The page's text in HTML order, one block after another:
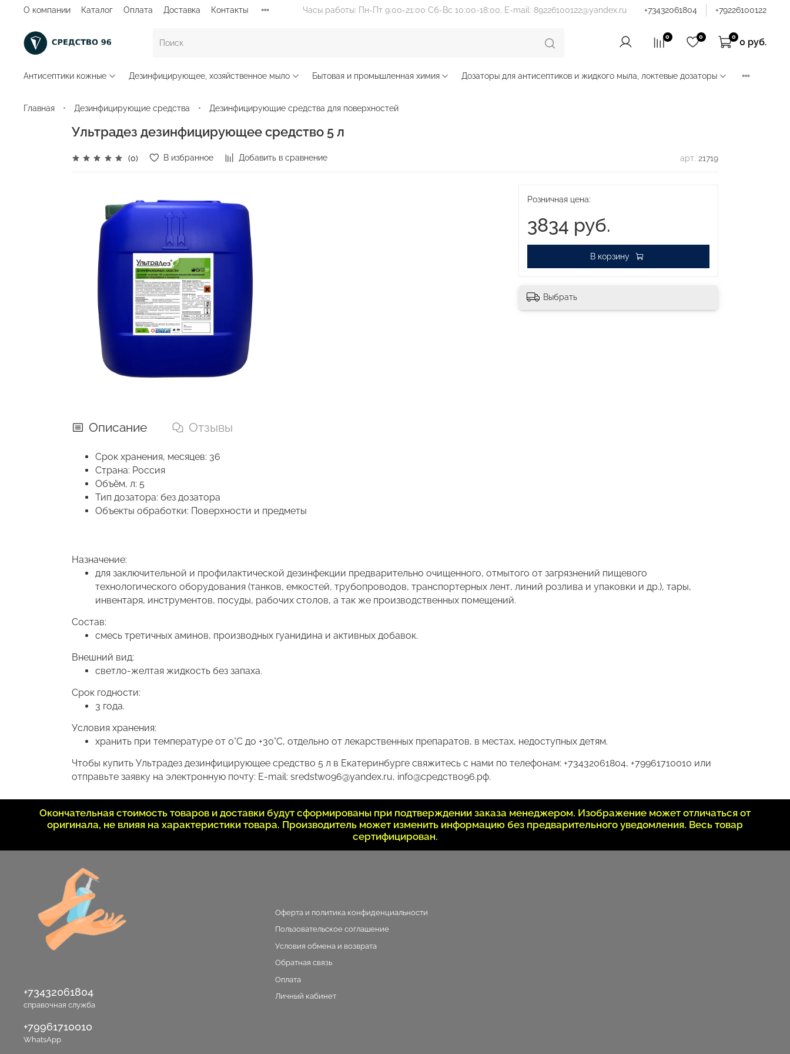
О компании Каталог Оплата Доставка Контакты Часы работы: Пн-Пт 9:00-21:00 Сб-Вс 10:00-18:00. E-mail: 89226100122@yandex.ru +73432061804 +79226100122
0 0 0
0 руб.
Антисептики кожные Дезинфицирующее, хозяйственное мыло Бытовая и промышленная химия Дозаторы для антисептиков и жидкого мыла, локтевые дозаторы
Главная Дезинфицирующие средства Дезинфицирующие средства для поверхностей
Ультрадез дезинфицирующее средство 5 л
(0) В избранное Добавить в сравнение арт. 21719
Розничная цена:
3834 руб.
В корзину
Выбрать
Описание Отзывы
Срок хранения, месяцев: 36
Страна: Россия
Объём, л: 5
Тип дозатора: без дозатора
Объекты обработки: Поверхности и предметы
Назначение:
для заключительной и профилактической дезинфекции предварительно очищенного, отмытого от загрязнений пищевого
технологического оборудования (танков, емкостей, трубопроводов, транспортерных лент, линий розлива и упаковки и др.), тары,
инвентаря, инструментов, посуды, рабочих столов, а так же производственных помещений.
Состав:
смесь третичных аминов, производных гуанидина и активных добавок.
Внешний вид:
светло-желтая жидкость без запаха.
Срок годности:
3 года.
Условия хранения:
хранить при температуре от 0°С до +30°С, отдельно от лекарственных препаратов, в местах, недоступных детям.
Чтобы купить Ультрадез дезинфицирующее средство 5 л в Екатеринбурге свяжитесь с нами по телефонам: +73432061804, +79961710010 или
отправьте заявку на электронную почту: E-mail: sredstwo96@yandex.ru, info@средство96.рф.
Окончательная стоимость товаров и доставки будут сформированы при подтверждении заказа менеджером. Изображение может отличаться от
оригинала, не влияя на характеристики товара. Производитель может изменить информацию без предварительного уведомления. Весь товар
сертифицирован.
Оферта и политика конфиденциальности
Пользовательское соглашение
Условия обмена и возврата
Обратная связь
Оплата
Личный кабинет
+73432061804
справочная служба
+79961710010
WhatsApp